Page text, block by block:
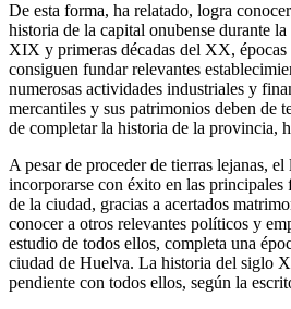
De esta forma, ha relatado, logra
historia de la capital onubense durante
XIX y primeras décadas del XX, épocas
consiguen fundar relevantes
numerosas actividades industriales y
mercantiles y sus patrimonios deben de
de completar la historia de la provincia,
A pesar de proceder de tierras lejanas,
incorporarse con éxito en las
de la ciudad, gracias a acertados
conocer a otros relevantes políticos y
estudio de todos ellos, completa una
ciudad de Huelva. La historia del siglo
pendiente con todos ellos, según la